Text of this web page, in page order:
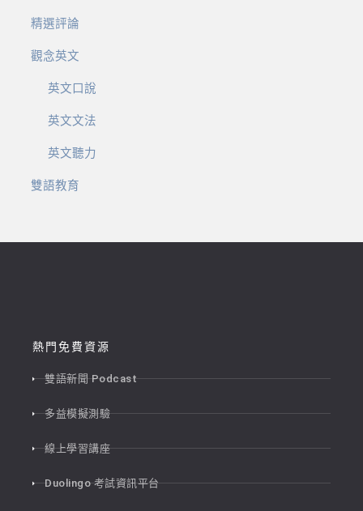
精選評論
觀念英文
英文口說
英文文法
英文聽力
雙語教育
熱門免費資源
雙語新聞 Podcast
多益模擬測驗
線上學習講座
Duolingo 考試資訊平台